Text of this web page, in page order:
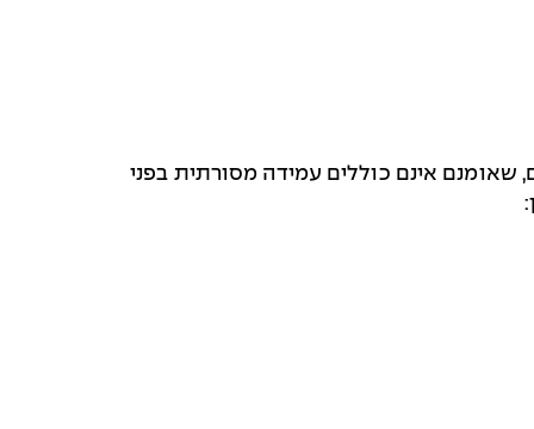
שאומנם אינם כוללים עמידה מסורתית בפני